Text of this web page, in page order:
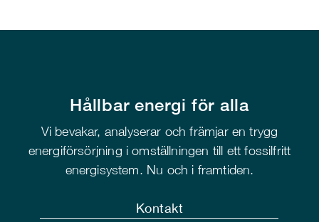
Hållbar energi för alla
Vi bevakar, analyserar och främjar en trygg
energiförsörjning i omställningen till ett fossilfritt
energisystem. Nu och i framtiden.
Kontakt